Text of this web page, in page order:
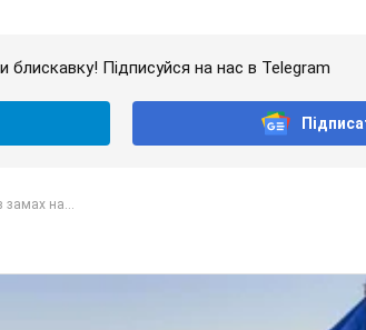
блискавку! Підписуйся на нас в Telegram
на...